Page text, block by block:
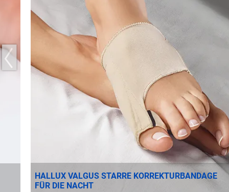
HALLUX VALGUS STARRE KORREKTURBANDAGE
FÜR DIE NACHT